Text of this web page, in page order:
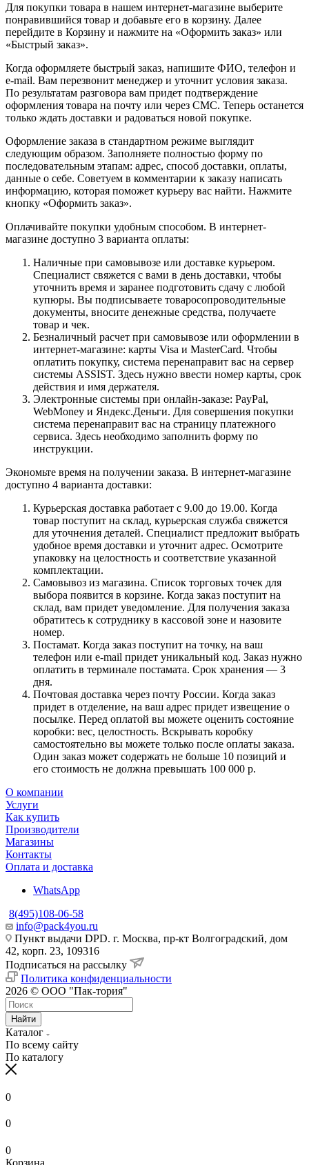
Для покупки товара в нашем интернет-магазине выберите
понравившийся товар и добавьте его в корзину. Далее
перейдите в Корзину и нажмите на «Оформить заказ» или
«Быстрый заказ».
Когда оформляете быстрый заказ, напишите ФИО, телефон и
e-mail. Вам перезвонит менеджер и уточнит условия заказа.
По результатам разговора вам придет подтверждение
оформления товара на почту или через СМС. Теперь останется
только ждать доставки и радоваться новой покупке.
Оформление заказа в стандартном режиме выглядит
следующим образом. Заполняете полностью форму по
последовательным этапам: адрес, способ доставки, оплаты,
данные о себе. Советуем в комментарии к заказу написать
информацию, которая поможет курьеру вас найти. Нажмите
кнопку «Оформить заказ».
Оплачивайте покупки удобным способом. В интернет-
магазине доступно 3 варианта оплаты:
Наличные при самовывозе или доставке курьером.
Специалист свяжется с вами в день доставки, чтобы
уточнить время и заранее подготовить сдачу с любой
купюры. Вы подписываете товаросопроводительные
документы, вносите денежные средства, получаете
товар и чек.
Безналичный расчет при самовывозе или оформлении в
интернет-магазине: карты Visa и MasterCard. Чтобы
оплатить покупку, система перенаправит вас на сервер
системы ASSIST. Здесь нужно ввести номер карты, срок
действия и имя держателя.
Электронные системы при онлайн-заказе: PayPal,
WebMoney и Яндекс.Деньги. Для совершения покупки
система перенаправит вас на страницу платежного
сервиса. Здесь необходимо заполнить форму по
инструкции.
Экономьте время на получении заказа. В интернет-магазине
доступно 4 варианта доставки:
Курьерская доставка работает с 9.00 до 19.00. Когда
товар поступит на склад, курьерская служба свяжется
для уточнения деталей. Специалист предложит выбрать
удобное время доставки и уточнит адрес. Осмотрите
упаковку на целостность и соответствие указанной
комплектации.
Самовывоз из магазина. Список торговых точек для
выбора появится в корзине. Когда заказ поступит на
склад, вам придет уведомление. Для получения заказа
обратитесь к сотруднику в кассовой зоне и назовите
номер.
Постамат. Когда заказ поступит на точку, на ваш
телефон или e-mail придет уникальный код. Заказ нужно
оплатить в терминале постамата. Срок хранения — 3
дня.
Почтовая доставка через почту России. Когда заказ
придет в отделение, на ваш адрес придет извещение о
посылке. Перед оплатой вы можете оценить состояние
коробки: вес, целостность. Вскрывать коробку
самостоятельно вы можете только после оплаты заказа.
Один заказ может содержать не больше 10 позиций и
его стоимость не должна превышать 100 000 р.
О компании
Услуги
Как купить
Производители
Магазины
Контакты
Оплата и доставка
WhatsApp
8(495)108-06-58
info@pack4you.ru
Пункт выдачи DPD. г. Москва, пр-кт Волгоградский, дом
42, корп. 23, 109316
Подписаться на рассылку
Политика конфиденциальности
2026 © ООО "Пак-тория"
Найти
Каталог
По всему сайту
По каталогу
0
0
0
Корзина